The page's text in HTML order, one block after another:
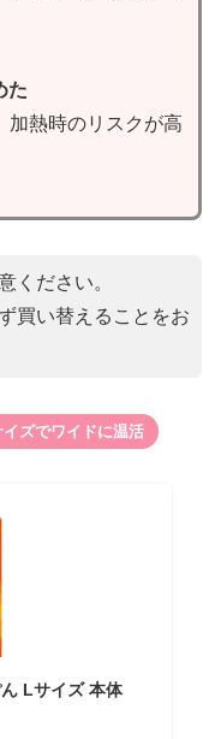
た
熱時のリスクが高
ください。
買い替えることをお
ズでワイドに温活
Lサイズ 本体